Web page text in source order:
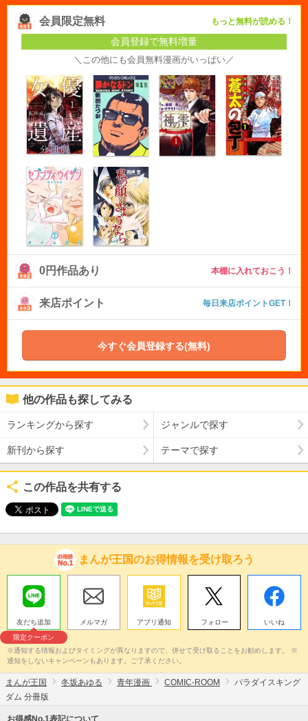
会員限定無料 もっと無料が読める！
会員登録で無料増量
＼この他にも会員無料漫画がいっぱい／
0円作品あり 本棚に入れておこう！
来店ポイント 毎日来店ポイントGET！
今すぐ会員登録する(無料)
他の作品も探してみる
ランキングから探す ジャンルで探す
新刊から探す テーマで探す
この作品を共有する
まんが王国のお得情報を受け取ろう
友だち追加
限定クーポン
メルマガ アプリ通知 フォロー いいね
※通知する情報およびタイミングが異なりますので、併せて受け取ることをお勧めします。 ※
通知をしないキャンペーンもあります。ご了承ください。
まんが王国 冬坂あゆる 青年漫画 COMIC-ROOM
パラダイスキング
ダム 分冊版
お得感No.1表記について